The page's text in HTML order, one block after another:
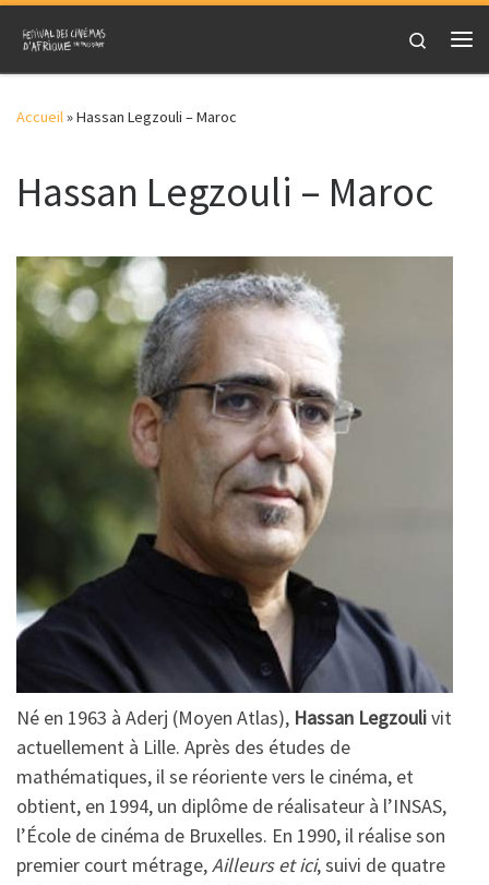
Skip to content
Search
Accueil»Hassan Legzouli – Maroc
Hassan Legzouli – Maroc
Né en 1963 à Aderj (Moyen Atlas), Hassan Legzoulivit
actuellement à Lille. Après des études de
mathématiques, il se réoriente vers le cinéma, et
obtient, en 1994, un diplôme de réalisateur à l’INSAS,
l’École de cinéma de Bruxelles. En 1990, il réalise son
premier court métrage, Ailleurs et ici, suivi de quatre